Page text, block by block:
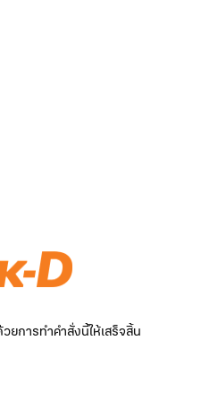
การทำคำสั่งนี้ให้เสร็จสิ้น